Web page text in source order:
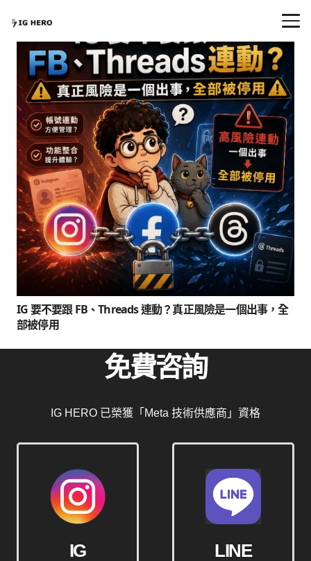
IG 要不要跟 FB、Threads 連動？真正風險是一個出事，全
部被停用
免費咨詢
IG HERO 已榮獲「Meta 技術供應商」資格
IG LINE